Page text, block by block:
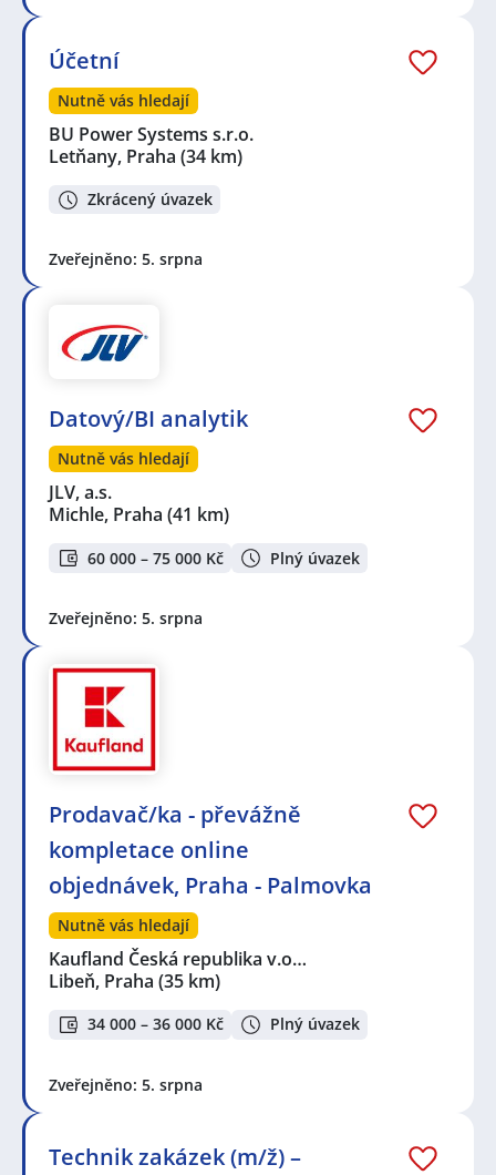
Účetní
Nutně vás hledají
BU Power Systems s.r.o.
Letňany, Praha (34 km)
Zkrácený úvazek
Zveřejněno: 5. srpna
Datový/BI analytik
Nutně vás hledají
JLV, a.s.
Michle, Praha (41 km)
60 000 – 75 000 Kč Plný úvazek
Zveřejněno: 5. srpna
Prodavač/ka - převážně
kompletace online
objednávek, Praha - Palmovka
Nutně vás hledají
Kaufland Česká republika v.o…
Libeň, Praha (35 km)
34 000 – 36 000 Kč Plný úvazek
Zveřejněno: 5. srpna
Technik zakázek (m/ž) –